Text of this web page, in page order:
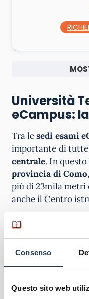
Consenso
Questo sito web
Università
eCampus:
Tra lesedi esami
importante di
centrale. In
provincia di Como
più di 23mila metri
anche il Centro
Si tratta di un vero
verde del parco di
estensione di
biblioteca, inoltre